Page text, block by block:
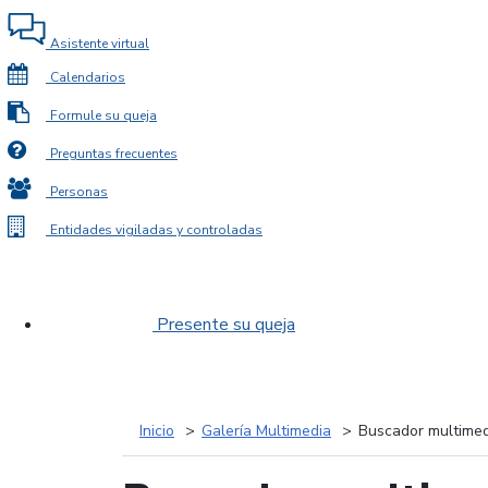
Asistente virtual
Calendarios
Formule su queja
Preguntas frecuentes
Personas
Entidades vigiladas y controladas
Presente su queja
Inicio Galería Multimedia Buscador